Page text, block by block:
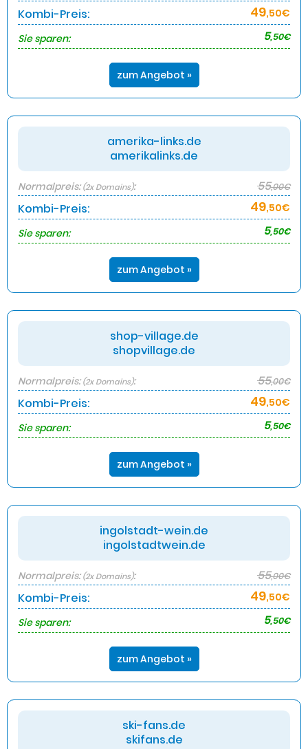
Kombi-Preis: 49,50€
Sie sparen:
5,50€
zum Angebot »
amerika-links.de
amerikalinks.de
Normalpreis:(2x Domains): 55,00€
Kombi-Preis: 49,50€
Sie sparen:
5,50€
zum Angebot »
shop-village.de
shopvillage.de
Normalpreis:(2x Domains): 55,00€
Kombi-Preis: 49,50€
Sie sparen:
5,50€
zum Angebot »
ingolstadt-wein.de
ingolstadtwein.de
Normalpreis:(2x Domains): 55,00€
Kombi-Preis: 49,50€
Sie sparen:
5,50€
zum Angebot »
ski-fans.de
skifans.de